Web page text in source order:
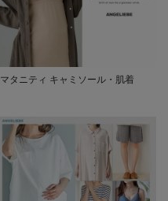
マタニティ キャミソール・肌着